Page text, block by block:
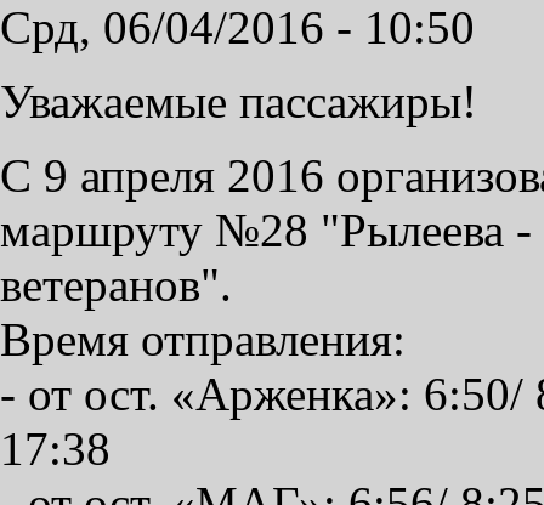
Срд, 06/04/2016 - 10:50
Уважаемые пассажиры!
С 9 апреля 2016
маршруту №28 "Рылеева -
ветеранов".
Время отправления:
- от ост. «Арженка»:
17:38